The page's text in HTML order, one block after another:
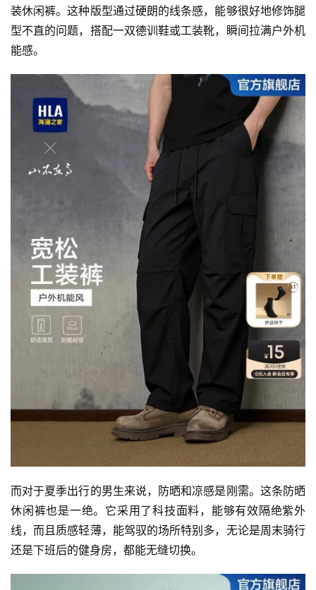
装休闲裤。这种版型通过硬朗的线条感，能够很好地修饰腿
型不直的问题，搭配一双德训鞋或工装靴，瞬间拉满户外机
能感。
而对于夏季出行的男生来说，防晒和凉感是刚需。这条防晒
休闲裤也是一绝。它采用了科技面料，能够有效隔绝紫外
线，而且质感轻薄，能驾驭的场所特别多，无论是周末骑行
还是下班后的健身房，都能无缝切换。